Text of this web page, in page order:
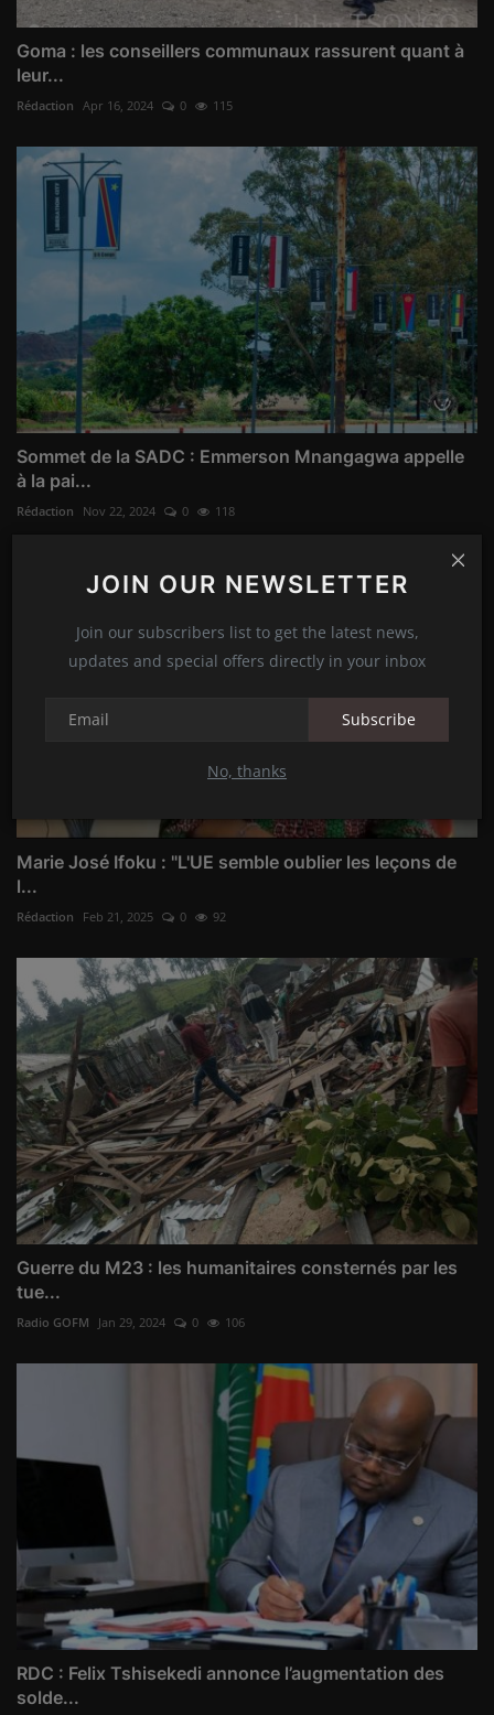
JOIN OUR NEWSLETTER
Join our subscribers list to get the latest news,
updates and special offers directly in your inbox
Subscribe
No, thanks
Goma : les conseillers communaux rassurent quant à
leur...
Rédaction Apr 16, 2024 0 115
Sommet de la SADC : Emmerson Mnangagwa appelle
à la pai...
Rédaction Nov 22, 2024 0 118
Marie José Ifoku : "L'UE semble oublier les leçons de
l...
Rédaction Feb 21, 2025 0 92
Guerre du M23 : les humanitaires consternés par les
tue...
Radio GOFM Jan 29, 2024 0 106
RDC : Felix Tshisekedi annonce l’augmentation des
solde...